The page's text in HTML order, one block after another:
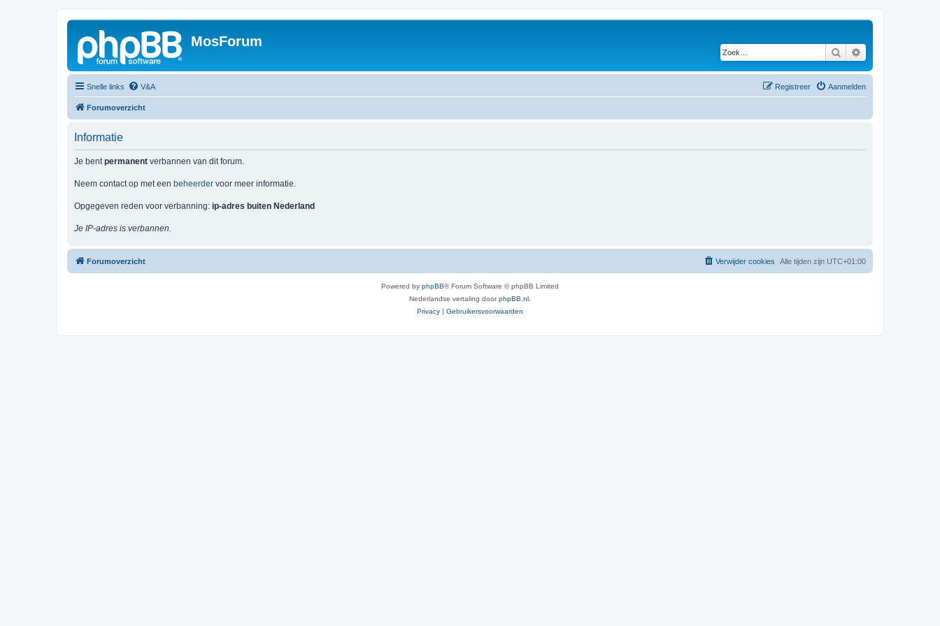
MosForum
Zoek
Snelle links V&A Aanmelden
Registreer
Forumoverzicht
Informatie
Je bentpermanent verbannen van dit forum.
Neem contact op met een beheerder voor meer informatie.
Opgegeven reden voor verbanning: ip-adres buiten Nederland
Je IP-adres is verbannen.
Forumoverzicht Alle tijden zijn UTC+01:00
Verwijder cookies
Powered by phpBB® Forum Software © phpBB Limited
Nederlandse vertaling doorphpBB.nl
Privacy | Gebruikersvoorwaarden